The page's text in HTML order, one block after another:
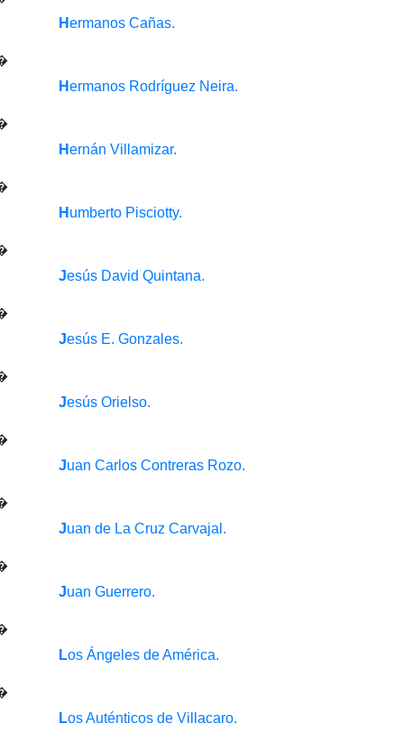
Hermanos Cañas.
Hermanos Rodríguez Neira.
Hernán Villamizar.
H umberto Pisciotty.
Jesús David Quintana.
Jesús E. Gonzales.
Jesús Orielso.
Juan Carlos Contreras Rozo.
Juan de La Cruz Carvajal.
Juan Guerrero.
Los Ángeles de América.
Los Auténticos de Villacaro.